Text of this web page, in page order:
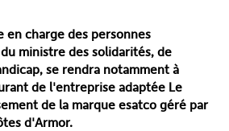
en charge des personnes
ministre des solidarités, de
se rendra notamment à
de l'entreprise adaptée Le
de la marque esatco géré par
d'Armor.